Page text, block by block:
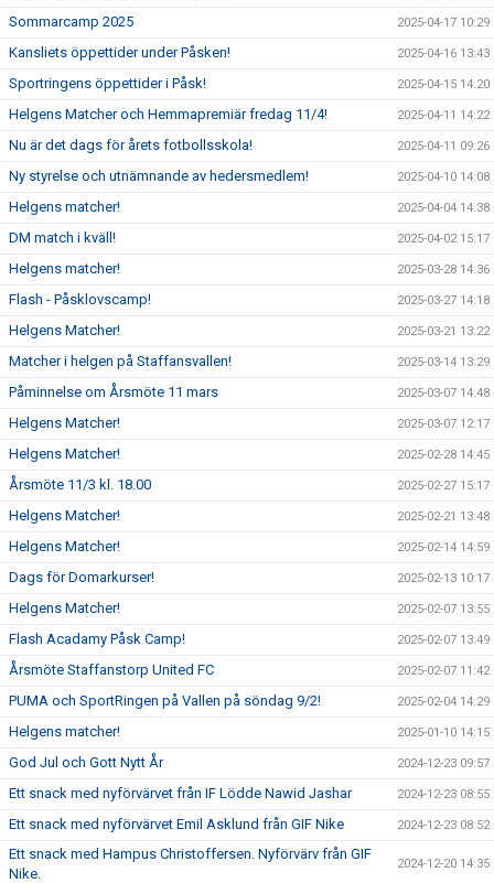
Sommarcamp 2025 2025-04-17 10:29
Kansliets öppettider under Påsken! 2025-04-16 13:43
Sportringens öppettider i Påsk! 2025-04-15 14:20
Helgens Matcher och Hemmapremiär fredag 11/4! 2025-04-11 14:22
Nu är det dags för årets fotbollsskola! 2025-04-11 09:26
Ny styrelse och utnämnande av hedersmedlem! 2025-04-10 14:08
Helgens matcher! 2025-04-04 14:38
DM match i kväll! 2025-04-02 15:17
Helgens matcher! 2025-03-28 14:36
Flash - Påsklovscamp! 2025-03-27 14:18
Helgens Matcher! 2025-03-21 13:22
Matcher i helgen på Staffansvallen! 2025-03-14 13:29
Påminnelse om Årsmöte 11 mars 2025-03-07 14:48
Helgens Matcher! 2025-03-07 12:17
Helgens Matcher! 2025-02-28 14:45
Årsmöte 11/3 kl. 18.00 2025-02-27 15:17
Helgens Matcher! 2025-02-21 13:48
Helgens Matcher! 2025-02-14 14:59
Dags för Domarkurser! 2025-02-13 10:17
Helgens Matcher! 2025-02-07 13:55
Flash Acadamy Påsk Camp! 2025-02-07 13:49
Årsmöte Staffanstorp United FC 2025-02-07 11:42
PUMA och SportRingen på Vallen på söndag 9/2! 2025-02-04 14:29
Helgens matcher! 2025-01-10 14:15
God Jul och Gott Nytt År 2024-12-23 09:57
Ett snack med nyförvärvet från IF Lödde Nawid Jashar 2024-12-23 08:55
Ett snack med nyförvärvet Emil Asklund från GIF Nike 2024-12-23 08:52
Ett snack med Hampus Christoffersen. Nyförvärv från GIF
Nike.
2024-12-20 14:35